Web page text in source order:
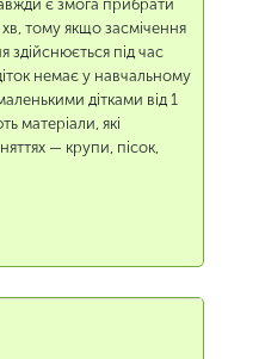
є змога прибрати
тому якщо засмічення
під час
немає у навчальному
дітками від 1
матеріали, які
— крупи, пісок,